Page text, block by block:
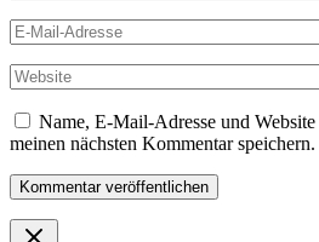
E-
Mail-
Adresse
Website
Name, E-Mail-Adresse und
meinen nächsten Kommentar speichern.